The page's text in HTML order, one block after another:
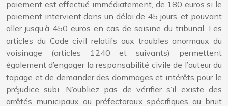
paiement est effectué immédiatement, de 180 euros si le
paiement intervient dans un délai de 45 jours, et pouvant
aller jusqu’à 450 euros en cas de saisine du tribunal. Les
articles du Code civil relatifs aux troubles anormaux du
voisinage (articles 1240 et suivants) permettent
également d’engager la responsabilité civile de l’auteur du
tapage et de demander des dommages et intérêts pour le
préjudice subi. N’oubliez pas de vérifier s’il existe des
arrêtés municipaux ou préfectoraux spécifiques au bruit